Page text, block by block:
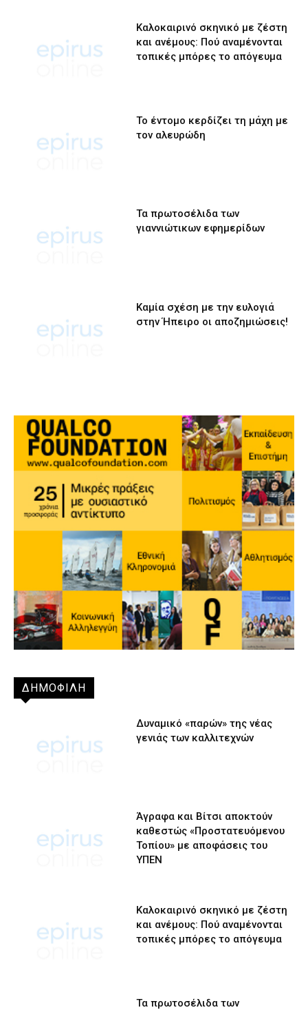
Καλοκαιρινό σκηνικό με ζέστη
και ανέμους: Πού αναμένονται
τοπικές μπόρες το απόγευμα
Το έντομο κερδίζει τη μάχη με
τον αλευρώδη
Τα πρωτοσέλιδα των
γιαννιώτικων εφημερίδων
Καμία σχέση με την ευλογιά
στην Ήπειρο οι αποζημιώσεις!
ΔΗΜΟΦΙΛΗ
Δυναμικό «παρών» της νέας
γενιάς των καλλιτεχνών
Άγραφα και Βίτσι αποκτούν
καθεστώς «Προστατευόμενου
Τοπίου» με αποφάσεις του
ΥΠΕΝ
Καλοκαιρινό σκηνικό με ζέστη
και ανέμους: Πού αναμένονται
τοπικές μπόρες το απόγευμα
Τα πρωτοσέλιδα των